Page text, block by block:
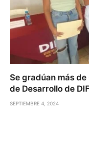
Se gradúan más
de Desarrollo de
SEPTIEMBRE 4, 2024